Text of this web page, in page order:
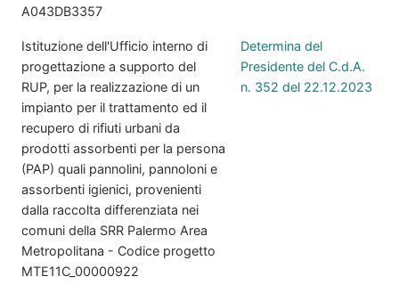
A043DB3357
Istituzione dell'Ufficio interno di
progettazione a supporto del
RUP, per la realizzazione di un
impianto per il trattamento ed il
recupero di rifiuti urbani da
prodotti assorbenti per la persona
(PAP) quali pannolini, pannoloni e
assorbenti igienici, provenienti
dalla raccolta differenziata nei
comuni della SRR Palermo Area
Metropolitana - Codice progetto
MTE11C_00000922
Determina del
Presidente del C.d.A.
n. 352 del 22.12.2023